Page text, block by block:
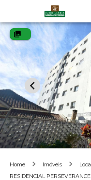
Home Imóveis
RESIDENCIAL PERSEVERANCE